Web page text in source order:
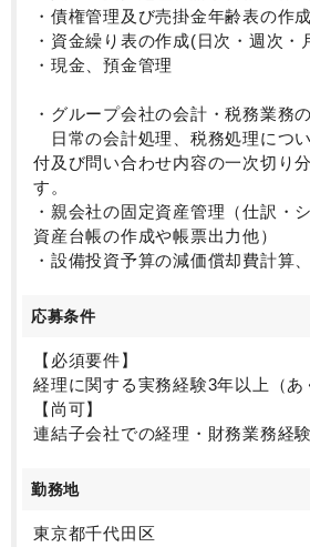
・債権管理及び売掛金年齢表の作成
・資金繰り表の作成(日次・週次・
・現金、預金管理
・グループ会社の会計・税務業務
日常の会計処理、税務処理につ
付及び問い合わせ内容の一次切り
す。
・親会社の固定資産管理（仕訳・
資産台帳の作成や帳票出力他）
・設備投資予算の減価償却費計算
応募条件
【必須要件】
経理に関する実務経験3年以上（あ
【尚可】
連結子会社での経理・財務業務経
勤務地
東京都千代田区